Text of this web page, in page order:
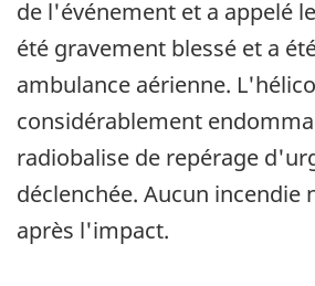
de l'événement et a appelé
été gravement blessé et a
ambulance aérienne.
considérablement
radiobalise de repérage
déclenchée. Aucun incendie
après l'impact.